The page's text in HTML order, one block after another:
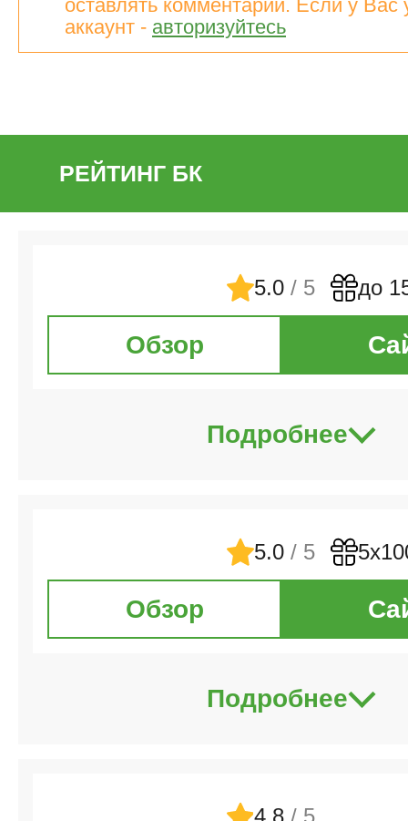
оставлять комментарии. Если у Вас
аккаунт - авторизуйтесь
РЕЙТИНГ БК
5.0 / 5 до
Обзор
Подробнее
5.0 / 5
Обзор
Подробнее
4.8 / 5